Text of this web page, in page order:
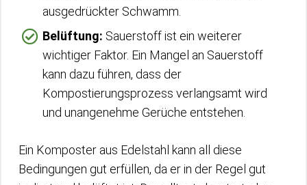
ausgedrückter Schwamm.
Belüftung: Sauerstoff ist ein weiterer
wichtiger Faktor. Ein Mangel an Sauerstoff
kann dazu führen, dass der
Kompostierungsprozess verlangsamt wird
und unangenehme Gerüche entstehen.
Ein Komposter aus Edelstahl kann all diese
Bedingungen gut erfüllen, da er in der Regel gut